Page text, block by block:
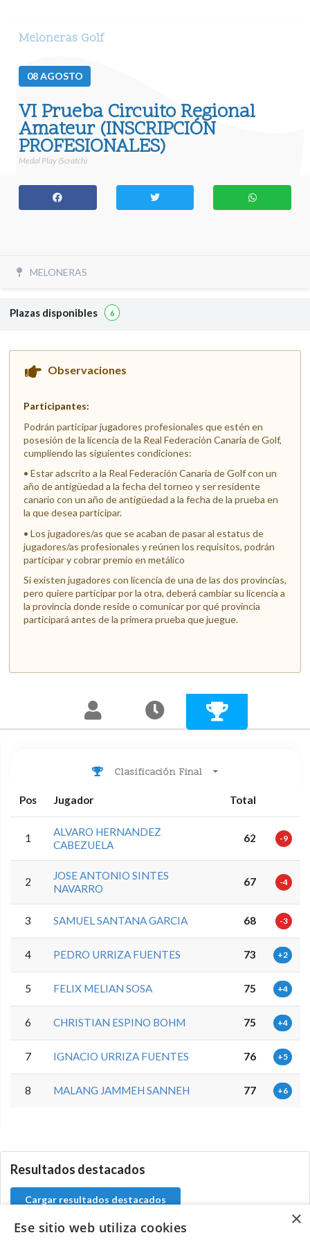
Meloneras Golf
08AGOSTO
VI Prueba Circuito Regional
Amateur (INSCRIPCIÓN
PROFESIONALES)
Medal Play (Scratch)
MELONERAS
Plazas disponibles 6
Observaciones
Participantes:
Podrán participar jugadores profesionales que estén en
posesión de la licencia de la Real Federación Canaria de Golf,
cumpliendo las siguientes condiciones:
• Estar adscrito a la Real Federación Canaria de Golf con un
año de antigüedad a la fecha del torneo y ser residente
canario con un año de antigüedad a la fecha de la prueba en
la que desea participar.
• Los jugadores/as que se acaban de pasar al estatus de
jugadores/as profesionales y reúnen los requisitos, podrán
participar y cobrar premio en metálico
Si existen jugadores con licencia de una de las dos provincias,
pero quiere participar por la otra, deberá cambiar su licencia a
la provincia donde reside o comunicar por qué provincia
participará antes de la primera prueba que juegue.
Clasificación Final
Pos Jugador Total
1
ALVARO HERNANDEZ
CABEZUELA
62 -9
2
JOSE ANTONIO SINTES
NAVARRO
67 -4
3 SAMUEL SANTANA GARCIA 68 -3
4 PEDRO URRIZA FUENTES 73 +2
5 FELIX MELIAN SOSA 75 +4
6 CHRISTIAN ESPINO BOHM 75 +4
7 IGNACIO URRIZA FUENTES 76 +5
8 MALANG JAMMEH SANNEH 77 +6
Resultados destacados
Cargar resultados destacados
×
Ese sitio web utiliza cookies